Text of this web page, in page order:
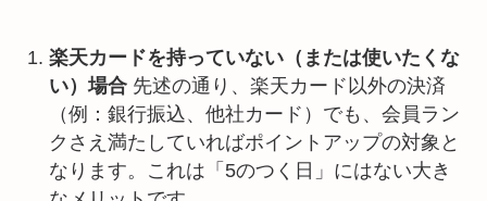
楽天カードを持っていない（または使いたくな
い）場合先述の通り、楽天カード以外の決済
（例：銀行振込、他社カード）でも、会員ラン
クさえ満たしていればポイントアップの対象と
なります。これは「5のつく日」にはない大き